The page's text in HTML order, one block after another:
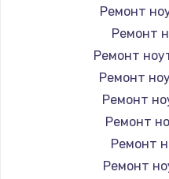
Ремонт
Ремонт
Ремонт
Ремонт
Ремонт
Ремонт
Ремонт
Ремонт